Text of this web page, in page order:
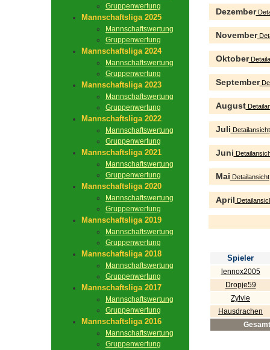
Gruppenwertung
Mannschaftsliga 2025
Mannschaftswertung
Gruppenwertung
Mannschaftsliga 2024
Mannschaftswertung
Gruppenwertung
Mannschaftsliga 2023
Mannschaftswertung
Gruppenwertung
Mannschaftsliga 2022
Mannschaftswertung
Gruppenwertung
Mannschaftsliga 2021
Mannschaftswertung
Gruppenwertung
Mannschaftsliga 2020
Mannschaftswertung
Gruppenwertung
Mannschaftsliga 2019
Mannschaftswertung
Gruppenwertung
Mannschaftsliga 2018
Mannschaftswertung
Gruppenwertung
Mannschaftsliga 2017
Mannschaftswertung
Gruppenwertung
Mannschaftsliga 2016
Mannschaftswertung
Gruppenwertung
Dezember
November
Oktober
September
August
Juli Detailansicht
Juni
Mai Detailansicht
April
Spieler
lennox2005
Dropje59
Zylvie
Hausdrachen
Gesamt